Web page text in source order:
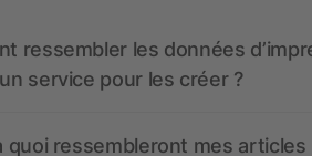
ressembler les données
service pour les créer ?
quoi ressembleront mes